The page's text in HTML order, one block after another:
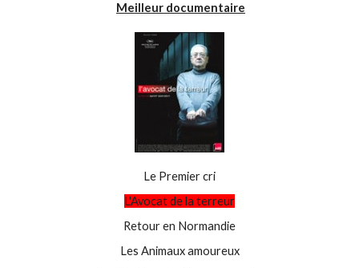
Meilleur documentaire
Le Premier cri
L'Avocat de la terreur
Retour en Normandie
Les Animaux amoureux